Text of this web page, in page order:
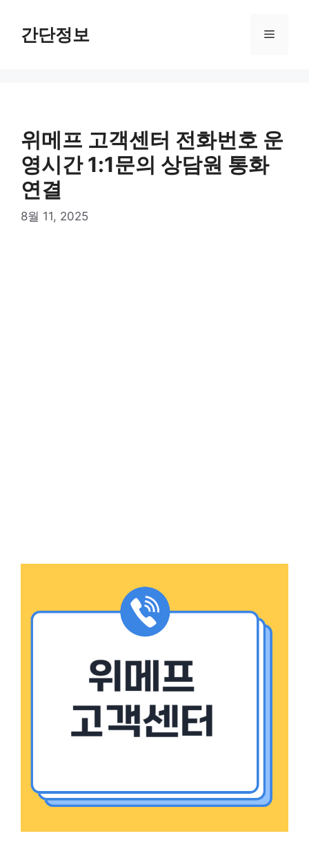
간단정보 메
위메프 고객센터 전화번호 운
영시간 1:1문의 상담원 통화
연결
8월 11, 2025